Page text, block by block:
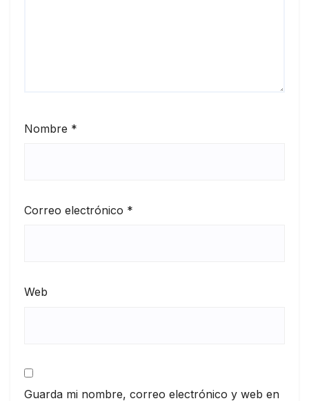
Nombre *
Correo electrónico *
Web
Guarda mi nombre, correo electrónico y web en